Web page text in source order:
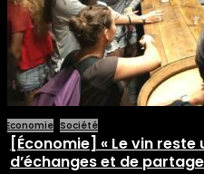
Economie Société
[Économie] « Le vin
d’échanges et de